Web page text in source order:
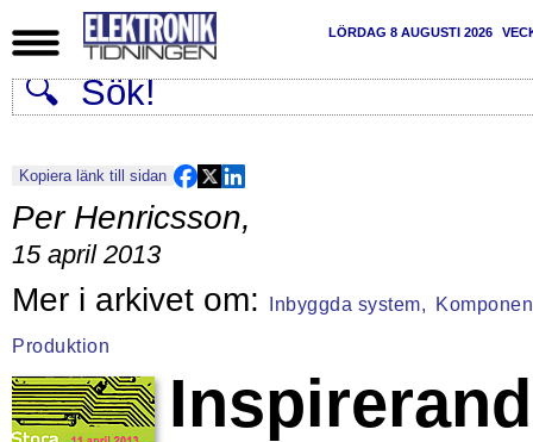
LÖRDAG 8 AUGUSTI 2026
Kopiera länk till sidan
Per Henricsson,
15 april 2013
Inbyggda system,
Produktion